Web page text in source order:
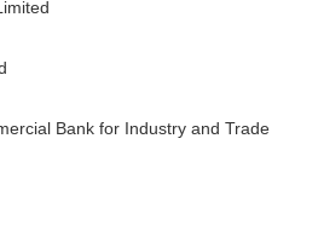
Bank for Industry and Trade